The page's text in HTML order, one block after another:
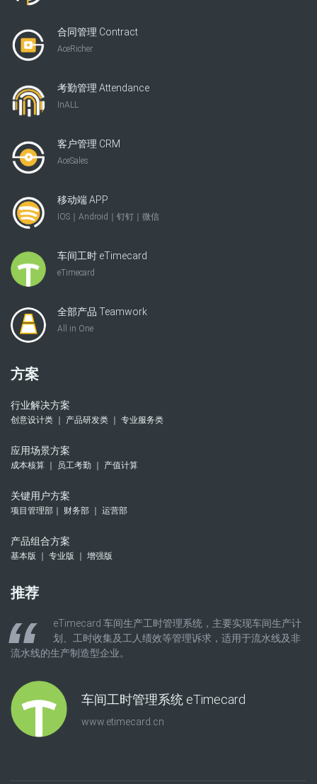
合同管理 Contract
AceRicher
考勤管理 Attendance
InALL
客户管理 CRM
AceSales
移动端 APP
IOS｜Android｜钉钉｜微信
车间工时 eTimecard
eTimecard
全部产品 Teamwork
All in One
方案
行业解决方案
创意设计类 ｜ 产品研发类 ｜ 专业服务类
应用场景方案
成本核算 ｜ 员工考勤 ｜ 产值计算
关键用户方案
项目管理部｜ 财务部 ｜ 运营部
产品组合方案
基本版 ｜ 专业版 ｜ 增强版
推荐
eTimecard 车间生产工时管理系统，主要实现车间生产计
划、工时收集及工人绩效等管理诉求，适用于流水线及非
流水线的生产制造型企业。
车间工时管理系统 eTimecard
www.etimecard.cn